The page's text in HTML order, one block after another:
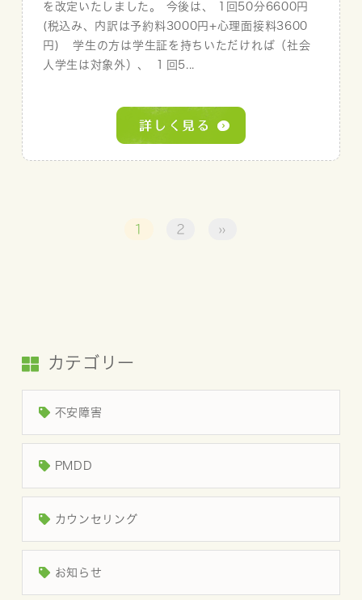
を改定いたしました。 今後は、 1回50分6600円
(税込み、内訳は予約料3000円+心理面接料3600
円) 学生の方は学生証を持ちいただければ（社会
人学生は対象外）、 １回5...
1 2 »
カテゴリー
不安障害
PMDD
カウンセリング
お知らせ